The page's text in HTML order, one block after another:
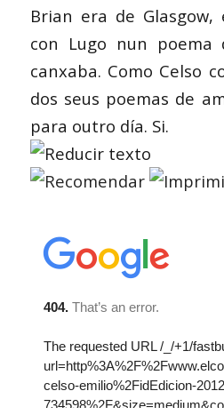
Brian era de Glasgow,
con Lugo nun poema
canxaba. Como Celso
dos seus poemas de
para outro día. Si.